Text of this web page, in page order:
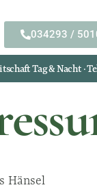
034293 /
Tag & Nacht ·
Hänsel